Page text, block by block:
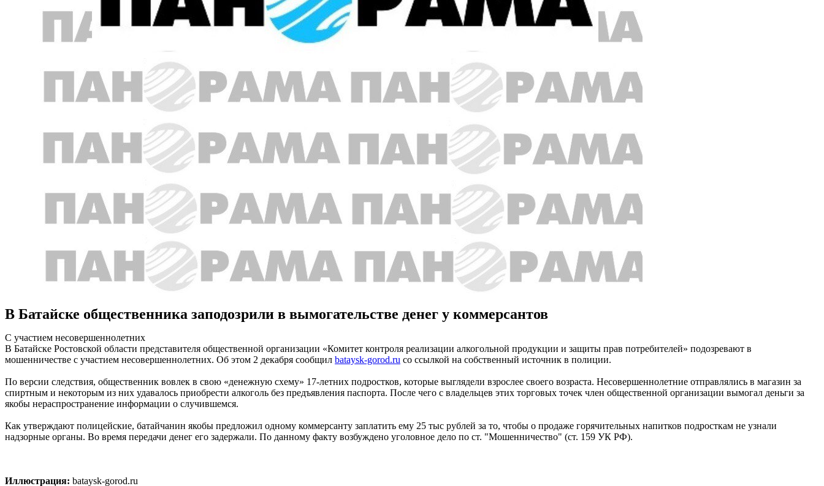
В Батайске общественника заподозрили в вымогательстве денег у коммерсантов
С участием несовершеннолетних
В Батайске Ростовской области представителя общественной организации «Комитет контроля реализации алкогольной продукции и защиты прав потребителей» подозревают в
мошенничестве с участием несовершеннолетних. Об этом 2 декабря сообщил bataysk-gorod.ru со ссылкой на собственный источник в полиции.
По версии следствия, общественник вовлек в свою «денежную схему» 17-летних подростков, которые выглядели взрослее своего возраста. Несовершеннолетние отправлялись в магазин за
спиртным и некоторым из них удавалось приобрести алкоголь без предъявления паспорта. После чего с владельцев этих торговых точек член общественной организации вымогал деньги за
якобы нераспространение информации о случившемся.
Как утверждают полицейские, батайчанин якобы предложил одному коммерсанту заплатить ему 25 тыс рублей за то, чтобы о продаже горячительных напитков подросткам не узнали
надзорные органы. Во время передачи денег его задержали. По данному факту возбуждено уголовное дело по ст. "Мошенничество" (ст. 159 УК РФ).
Иллюстрация: bataysk-gorod.ru